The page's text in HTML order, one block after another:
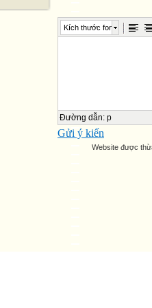
Kích thước font
Đường dẫn: p
Gửi ý kiến
Website được